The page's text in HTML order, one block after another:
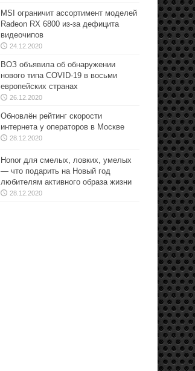
MSI ограничит ассортимент моделей
Radeon RX 6800 из-за дефицита
видеочипов
24.12.2020
ВОЗ объявила об обнаружении
нового типа COVID-19 в восьми
европейских странах
26.12.2020
Обновлён рейтинг скорости
интернета у операторов в Москве
28.12.2020
Honor для смелых, ловких, умелых
— что подарить на Новый год
любителям активного образа жизни
28.12.2020